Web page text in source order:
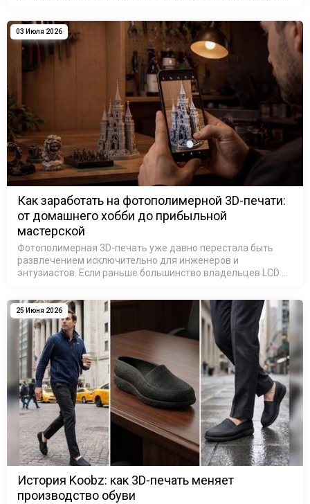
ради помощи другим.…
03 Июля 2026
Как заработать на фотополимерной 3D-печати:
от домашнего хобби до прибыльной
мастерской
Фотополимерная 3D-печать уже давно перестала быть
развлечением исключительно для инженеров и
энтузиастов. Если раньше большинство владельцев LCD и
удовольствия, то сегодня ситуация и…
25 Июня 2026
История Koobz: как 3D-печать меняет
производство обуви